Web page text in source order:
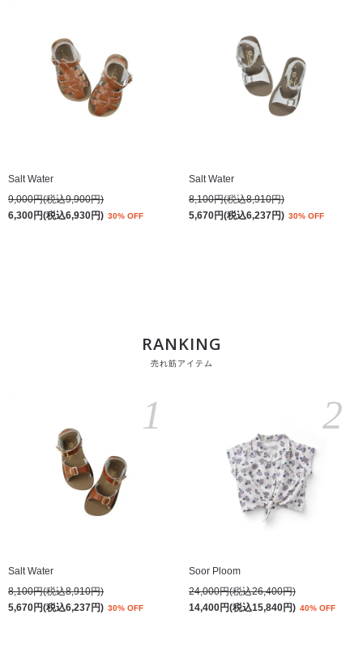
Salt Water
9,000円(税込9,900円)
6,300円(税込6,930円) 30% OFF
Salt Water
8,100円(税込8,910円)
5,670円(税込6,237円) 30% OFF
RANKING
売れ筋アイテム
Salt Water
8,100円(税込8,910円)
5,670円(税込6,237円) 30% OFF
1
Soor Ploom
24,000円(税込26,400円)
14,400円(税込15,840円) 40% OFF
2